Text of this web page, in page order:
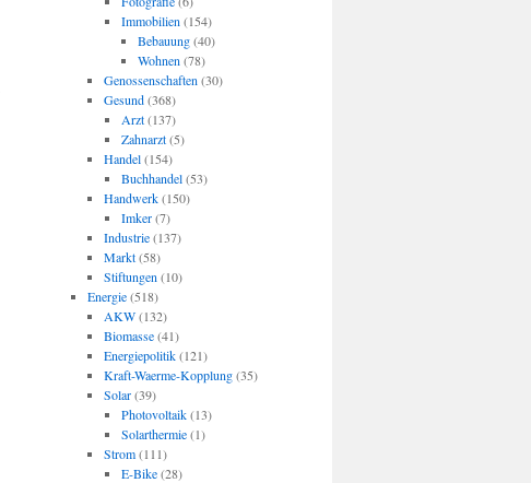
Immobilien (154)
Bebauung(40)
Wohnen (78)
Genossenschaften (30)
Gesund(368)
Arzt(137)
Zahnarzt(5)
Handel(154)
Buchhandel(53)
Handwerk(150)
Imker(7)
Industrie(137)
Markt(58)
Stiftungen (10)
Energie(518)
AKW(132)
Biomasse(41)
Energiepolitik(121)
Kraft-Waerme-Kopplung(35)
Solar(39)
Photovoltaik(13)
Solarthermie(1)
Strom(111)
E-Bike(28)